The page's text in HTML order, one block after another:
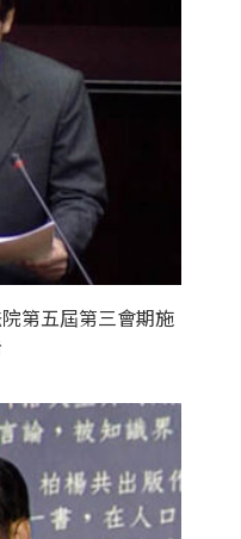
第五屆第三會期施